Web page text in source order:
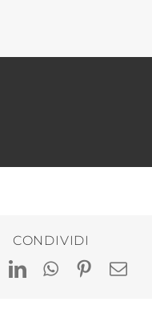
CONDIVIDI
FacebookLinkedIn
WhatsApp
Pinterest